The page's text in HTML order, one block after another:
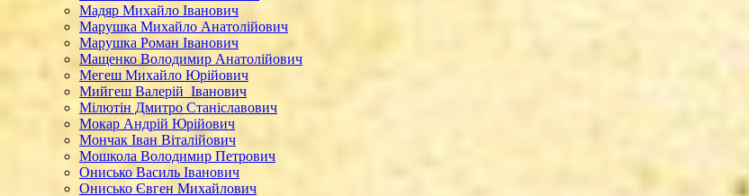
Мадяр Михайло Іванович
Марушка Михайло Анатолійович
Марушка Роман Іванович
Мащенко Володимир Анатолійович
Мегеш Михайло Юрійович
Мийгеш Валерій Іванович
Мілютін Дмитро Станіславович
Мокар Андрій Юрійович
Мончак Іван Віталійович
Мошкола Володимир Петрович
Онисько Василь Іванович
Онисько Євген Михайлович